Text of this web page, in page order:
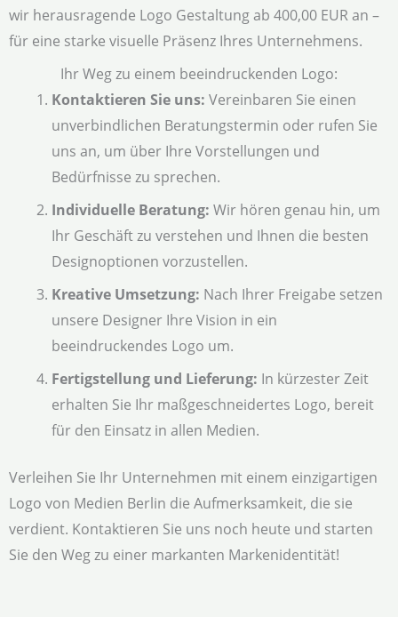
wir herausragende Logo Gestaltung ab 400,00 EUR an –
für eine starke visuelle Präsenz Ihres Unternehmens.
Ihr Weg zu einem beeindruckenden Logo:
Kontaktieren Sie uns: Vereinbaren Sie einen
unverbindlichen Beratungstermin oder rufen Sie
uns an, um über Ihre Vorstellungen und
Bedürfnisse zu sprechen.
Individuelle Beratung: Wir hören genau hin, um
Ihr Geschäft zu verstehen und Ihnen die besten
Designoptionen vorzustellen.
Kreative Umsetzung: Nach Ihrer Freigabe setzen
unsere Designer Ihre Vision in ein
beeindruckendes Logo um.
Fertigstellung und Lieferung: In kürzester Zeit
erhalten Sie Ihr maßgeschneidertes Logo, bereit
für den Einsatz in allen Medien.
Verleihen Sie Ihr Unternehmen mit einem einzigartigen
Logo von Medien Berlin die Aufmerksamkeit, die sie
verdient. Kontaktieren Sie uns noch heute und starten
Sie den Weg zu einer markanten Markenidentität!